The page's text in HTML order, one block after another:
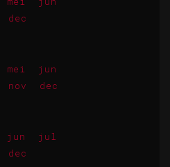
dec
mei
jun
nov dec
jun
jul
dec